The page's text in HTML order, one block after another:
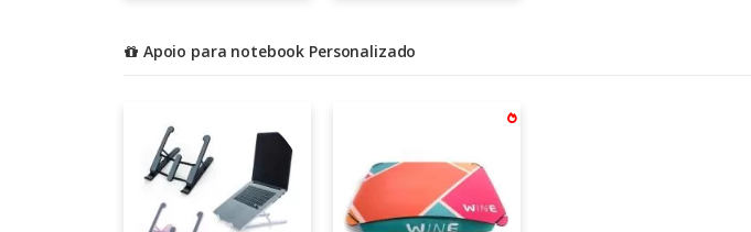
Apoio para notebook Personalizado